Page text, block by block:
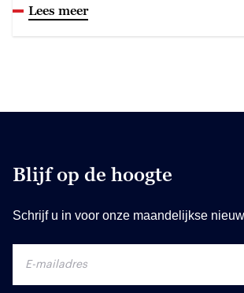
Lees meer
Blijf op de hoogte
Schrijf u in voor onze maandelijkse